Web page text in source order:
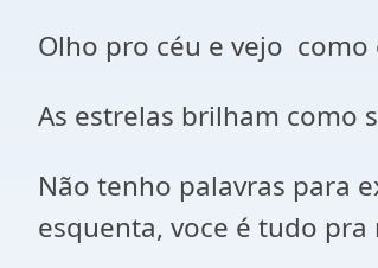
Olho pro céu e vejo
As estrelas brilham como
Não tenho palavras para
esquenta, voce é tudo pra